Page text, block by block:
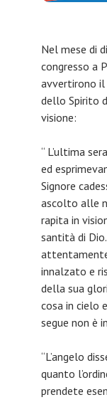
Nel mese di
congresso a
avvertirono il
dello Spirito
visione:
“ L’ultima
ed
Signore
ascolto alle
rapita in
santità di Dio.
innalzato e
della sua
cosa in cielo
segue non è
“L’angelo
quanto
prendete